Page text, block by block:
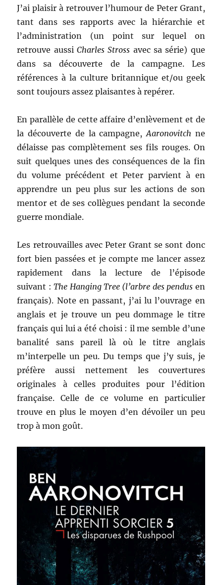
J’ai plaisir à retrouver l’humour de Peter Grant,
tant dans ses rapports avec la hiérarchie et
l’administration (un point sur lequel on
retrouve aussiCharles Stross avec sa série) que
dans sa découverte de la campagne. Les
références à la culture britannique et/ou geek
sont toujours assez plaisantes à repérer.
En parallèle de cette affaire d’enlèvement et de
la découverte de la campagne,Aaronovitch ne
délaisse pas complètement ses fils rouges. On
suit quelques unes des conséquences de la fin
du volume précédent et Peter parvient à en
apprendre un peu plus sur les actions de son
mentor et de ses collègues pendant la seconde
guerre mondiale.
Les retrouvailles avec Peter Grant se sont donc
fort bien passées et je compte me lancer assez
rapidement dans la lecture de l’épisode
suivant :The Hanging Tree (l’arbre des pendus en
français). Note en passant, j’ai lu l’ouvrage en
anglais et je trouve un peu dommage le titre
français qui lui a été choisi : il me semble d’une
banalité sans pareil là où le titre anglais
m’interpelle un peu. Du temps que j’y suis, je
préfère aussi nettement les couvertures
originales à celles produites pour l’édition
française. Celle de ce volume en particulier
trouve en plus le moyen d’en dévoiler un peu
trop à mon goût.